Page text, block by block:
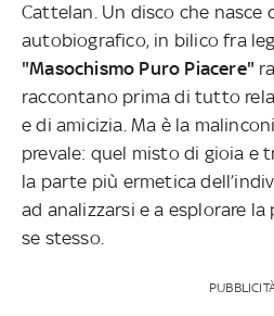
Cattelan. Un disco che nasce
autobiografico, in bilico fra
"Masochismo Puro Piacere"
raccontano prima di tutto
e di amicizia. Ma è la
prevale: quel misto di gioia e
la parte più ermetica
ad analizzarsi e a esplorare
se stesso.